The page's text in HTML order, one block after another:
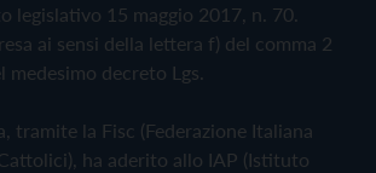
legislativo 15 maggio 2017, n. 70.
ai sensi della lettera f) del comma 2
medesimo decreto Lgs.
tramite la Fisc (Federazione Italiana
ha aderito allo IAP (Istituto